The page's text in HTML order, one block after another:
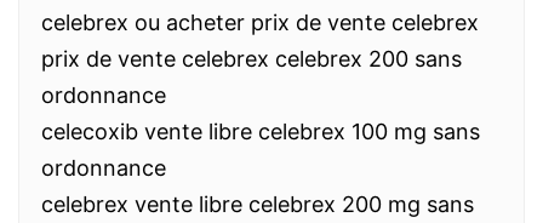
celebrex ou acheter prix de vente celebrex
prix de vente celebrex celebrex 200 sans
ordonnance
celecoxib vente libre celebrex 100 mg sans
ordonnance
celebrex vente libre celebrex 200 mg sans